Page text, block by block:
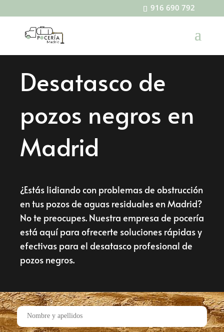
916 690 792
Desatasco de
pozos negros en
Madrid
¿Estás lidiando con problemas de obstrucción
en tus pozos de aguas residuales en Madrid?
No te preocupes. Nuestra empresa de pocería
está aquí para ofrecerte soluciones rápidas y
efectivas para el desatasco profesional de
pozos negros.